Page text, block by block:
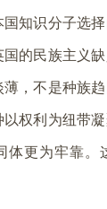
知识分子选
的民族主义
，不是种族
权利为纽带
体更为牢靠。